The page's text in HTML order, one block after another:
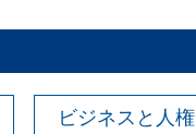
ビジネスと人権